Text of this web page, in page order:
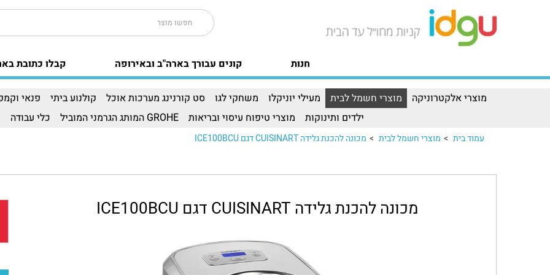
קבלו כתובת קונים עבורך בארה"ב ובאירופה חנות
מוצרי אלקטרוניקה מוצרי חשמל לבית מעילי יוניקלו משחקי לגו סט קורנינג מערכות אוכל קולנוע ביתי
פנאי
ילדים ותינוקות
מוצרי טיפוח עיסוי ובריאות GROHE המותג הגרמני המוביל כלי עבודה
עמוד בית > מוצרי חשמל לבית > מכונה להכנת גלידה CUISINART דגם ICE100BCU
מכונה להכנת גלידה CUISINART דגם ICE100BCU